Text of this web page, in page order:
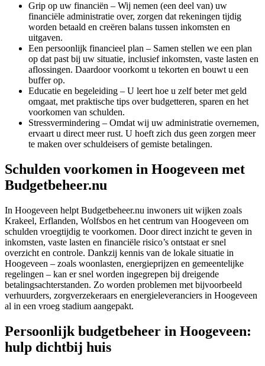
Grip op uw financiën – Wij nemen (een deel van) uw
financiële administratie over, zorgen dat rekeningen tijdig
worden betaald en creëren balans tussen inkomsten en
uitgaven.
Een persoonlijk financieel plan – Samen stellen we een plan
op dat past bij uw situatie, inclusief inkomsten, vaste lasten en
aflossingen. Daardoor voorkomt u tekorten en bouwt u een
buffer op.
Educatie en begeleiding – U leert hoe u zelf beter met geld
omgaat, met praktische tips over budgetteren, sparen en het
voorkomen van schulden.
Stressvermindering – Omdat wij uw administratie overnemen,
ervaart u direct meer rust. U hoeft zich dus geen zorgen meer
te maken over schuldeisers of gemiste betalingen.
Schulden voorkomen in Hoogeveen met
Budgetbeheer.nu
In Hoogeveen helpt Budgetbeheer.nu inwoners uit wijken zoals
Krakeel, Erflanden, Wolfsbos en het centrum van Hoogeveen om
schulden vroegtijdig te voorkomen. Door direct inzicht te geven in
inkomsten, vaste lasten en financiële risico’s ontstaat er snel
overzicht en controle. Dankzij kennis van de lokale situatie in
Hoogeveen – zoals woonlasten, energieprijzen en gemeentelijke
regelingen – kan er snel worden ingegrepen bij dreigende
betalingsachterstanden. Zo worden problemen met bijvoorbeeld
verhuurders, zorgverzekeraars en energieleveranciers in Hoogeveen
al in een vroeg stadium aangepakt.
Persoonlijk budgetbeheer in Hoogeveen:
hulp dichtbij huis